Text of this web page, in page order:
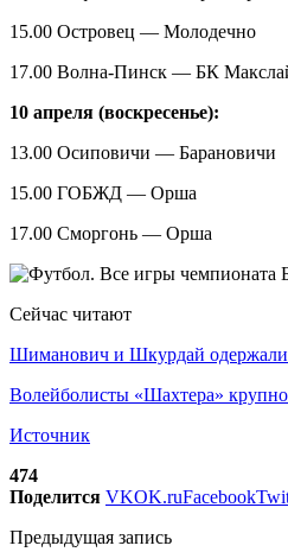
15.00 Островец — Молодечно
17.00 Волна-Пинск — БК
10 апреля (воскресенье):
13.00 Осиповичи — Барановичи
15.00 ГОБЖД — Орша
17.00 Сморгонь — Орша
Сейчас читают
Шиманович и Шкурдай одержали
Волейболисты «Шахтера»
Источник
474
Поделится VKOK.ruFacebook
Предыдущая запись